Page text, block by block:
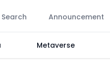
Search Announcement
Metaverse